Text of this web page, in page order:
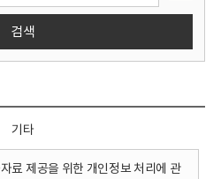
검색
기타
료 제공을 위한 개인정보 처리에 관